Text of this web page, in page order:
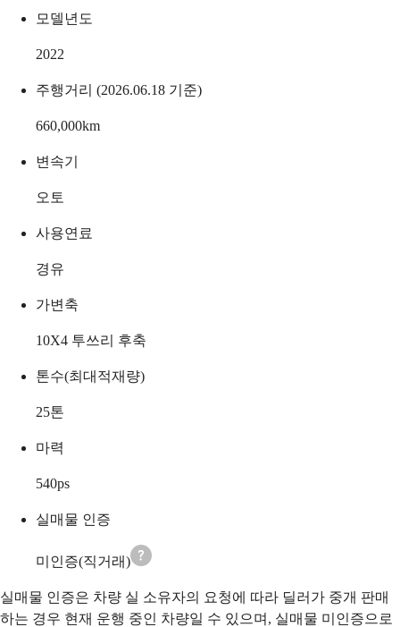
모델년도
2022
주행거리 (2026.06.18 기준)
660,000km
변속기
오토
사용연료
경유
가변축
10X4 투쓰리 후축
톤수(최대적재량)
25톤
마력
540ps
실매물 인증
미인증(직거래)
실매물 인증은 차량 실 소유자의 요청에 따라 딜러가 중개 판매
하는 경우 현재 운행 중인 차량일 수 있으며, 실매물 미인증으로